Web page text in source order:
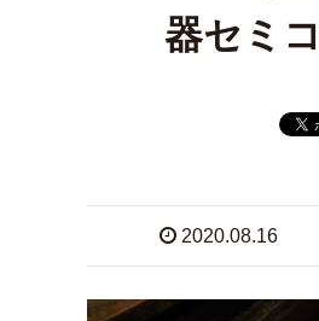
器セミ
2020.08.16